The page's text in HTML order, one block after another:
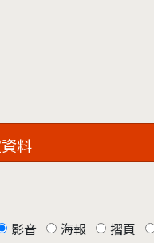
料
影音 海報 摺頁